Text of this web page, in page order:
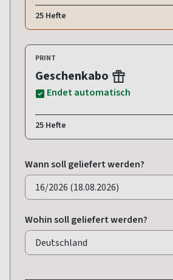
25 Hefte
PRINT
Geschenkabo
Endet automatisch
25 Hefte
Wann soll geliefert werden?
Wohin soll geliefert werden?